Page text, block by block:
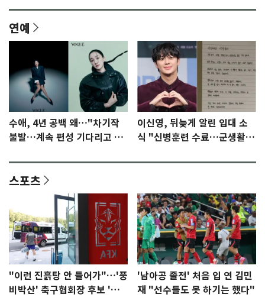
연예
수애, 4년 공백 왜…"차기작
불발…계속 편성 기다리고 있
이신영, 뒤늦게 알린 입대 소
식 "신병훈련 수료…군생활
스포츠
"이런 진흙탕 안 들어가"…'풍
비박산' 축구협회장 후보 '실
'남아공 졸전' 처음 입 연 김민
재 "선수들도 못 하기는 했다"